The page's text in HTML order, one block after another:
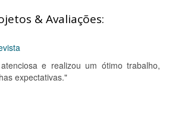
& Avaliações:
e realizou um ótimo trabalho,
expectativas."